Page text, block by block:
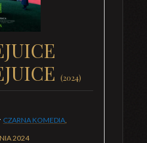
(2024)
CZARNA KOMEDIA,
2024